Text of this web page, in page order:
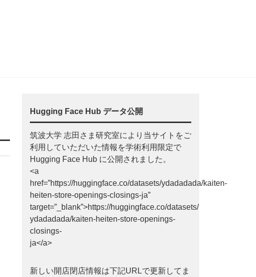
Hugging Face Hub データ公開
筑波大学 志田さま研究室により当サイトをご
利用していただいた情報を学術利用限定で
Hugging Face Hub に公開されました。
<a
href=”https://huggingface.co/datasets/ydadadada/kaiten-
heiten-store-openings-closings-ja”
target=”_blank”>https://huggingface.co/datasets/
ydadadada/kaiten-heiten-store-openings-
closings-
ja</a>
新しい開店閉店情報は下記URLで更新してま